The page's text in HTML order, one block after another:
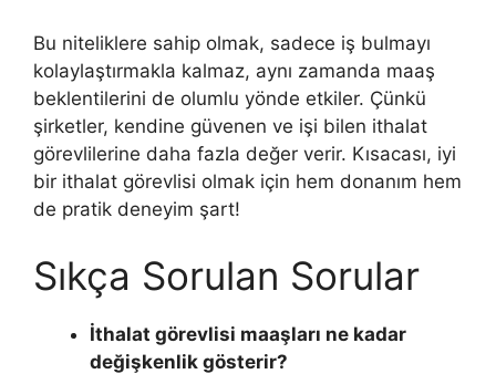
Bu niteliklere sahip olmak, sadece iş bulmayı
kolaylaştırmakla kalmaz, aynı zamanda maaş
beklentilerini de olumlu yönde etkiler. Çünkü
şirketler, kendine güvenen ve işi bilen ithalat
görevlilerine daha fazla değer verir. Kısacası, iyi
bir ithalat görevlisi olmak için hem donanım hem
de pratik deneyim şart!
Sıkça Sorulan Sorular
İthalat görevlisi maaşları ne kadar
değişkenlik gösterir?